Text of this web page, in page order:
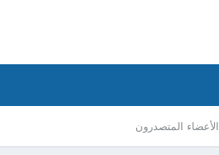
الأعضاء المتصدرون